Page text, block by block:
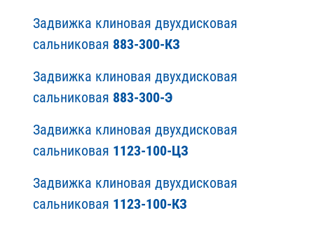
Задвижка клиновая двухдисковая
сальниковая 883-300-КЗ
Задвижка клиновая двухдисковая
сальниковая 883-300-Э
Задвижка клиновая двухдисковая
сальниковая 1123-100-ЦЗ
Задвижка клиновая двухдисковая
сальниковая 1123-100-КЗ